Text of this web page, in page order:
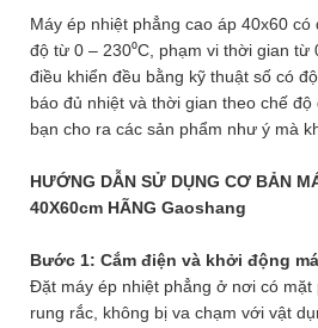
Máy ép nhiệt phẳng cao áp 40x60
độ từ 0 – 230⁰C, phạm vi thời gian từ
điều khiển đều bằng kỹ thuật số có
báo đủ nhiệt và thời gian theo chế
bạn cho ra các sản phẩm như ý mà
HƯỚNG DẪN SỬ DỤNG CƠ BẢN
40X60cm HÃNG Gaoshang
Bước 1: Cắm điện và khởi động
Đặt máy ép nhiệt phẳng ở nơi có mặt
rung rắc, không bị va chạm với vật